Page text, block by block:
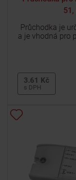
Průchodka je
a je vhodná pro
3.61 Kč
s DPH